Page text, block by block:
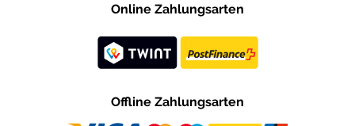
Online Zahlungsarten
Offline Zahlungsarten